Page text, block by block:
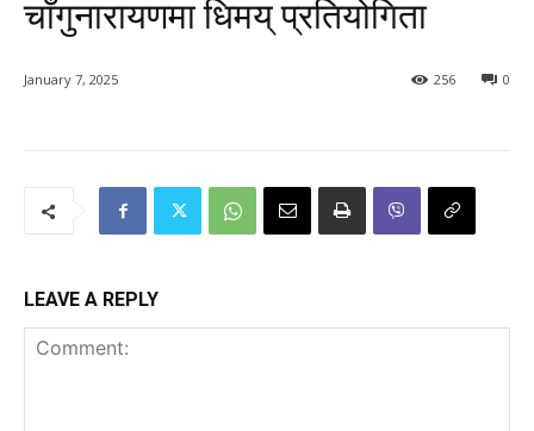
चाँगुनारायणमा धिमय् प्रतियोगिता
January 7, 2025 0
256
LEAVE A REPLY